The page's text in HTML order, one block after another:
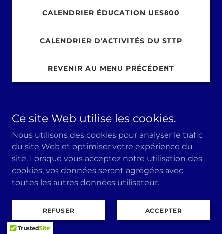
CALENDRIER ÉDUCATION UES800
CALENDRIER D'ACTIVITÉS DU STTP
REVENIR AU MENU PRÉCÉDENT
Bureau CRFTQM450-926-6200
ACCUEIL
Ce site Web utilise les cookies.
Nous utilisons des cookies pour analyser le trafic
du site Web et optimiser votre expérience du
site. Lorsque vous acceptez notre utilisation des
cookies, vos données seront agrégées avec
toutes les autres données utilisateur.
REFUSER ACCEPTER